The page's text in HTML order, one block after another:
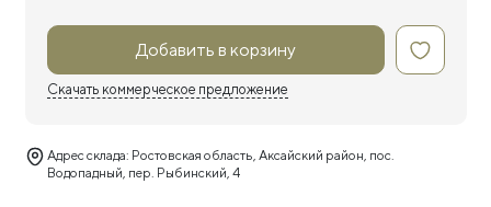
Добавить в корзину
Скачать коммерческое предложение
Адрес склада: Ростовская область, Аксайский район, пос.
Водопадный, пер. Рыбинский, 4